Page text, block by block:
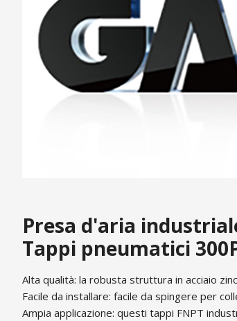
Presa d'aria
Tappi pneumatici
Alta qualità: la robusta struttura in acciaio
Facile da installare: facile da spingere per
Ampia applicazione: questi tappi FNPT